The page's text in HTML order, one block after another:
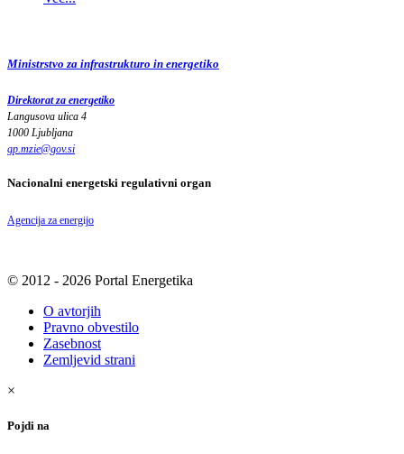
Ministrstvo za infrastrukturo in energetiko
Direktorat za energetiko
Langusova ulica 4
1000 Ljubljana
gp.mzie@gov.si
Nacionalni energetski regulativni organ
Agencija za energijo
© 2012 - 2026 Portal Energetika
O avtorjih
Pravno obvestilo
Zasebnost
Zemljevid strani
×
Pojdi na